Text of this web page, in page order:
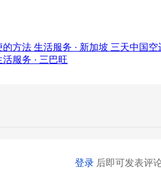
的方法 生活服务 · 新加坡 三天中国空
活服务 · 三巴旺
登录 后即可发表评